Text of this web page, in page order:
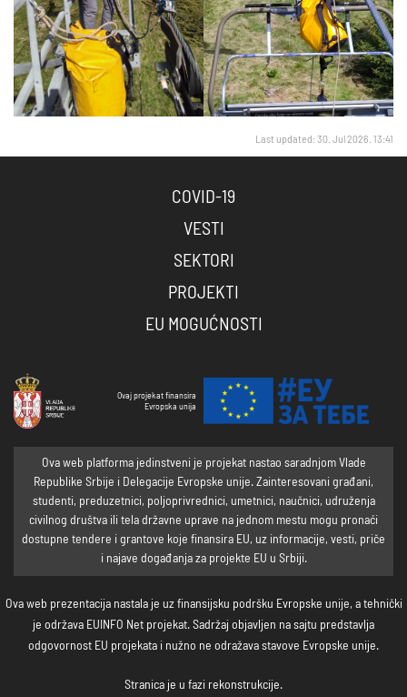
Last updated: 30. Jul 2026. 13:41
COVID-19
VESTI
SEKTORI
PROJEKTI
EU MOGUĆNOSTI
Ovaj projekat finansira
Evropska unija
Ova web platforma jedinstveni je projekat nastao saradnjom Vlade
Republike Srbije i Delegacije Evropske unije. Zainteresovani građani,
studenti, preduzetnici, poljoprivrednici, umetnici, naučnici, udruženja
civilnog društva ili tela državne uprave na jednom mestu mogu pronaći
dostupne tendere i grantove koje finansira EU, uz informacije, vesti, priče
i najave događanja za projekte EU u Srbiji.
Ova web prezentacija nastala je uz finansijsku podršku Evropske unije, a tehnički
je održava EUINFO Net projekat. Sadržaj objavljen na sajtu predstavlja
odgovornost EU projekata i nužno ne odražava stavove Evropske unije.
Stranica je u fazi rekonstrukcije.